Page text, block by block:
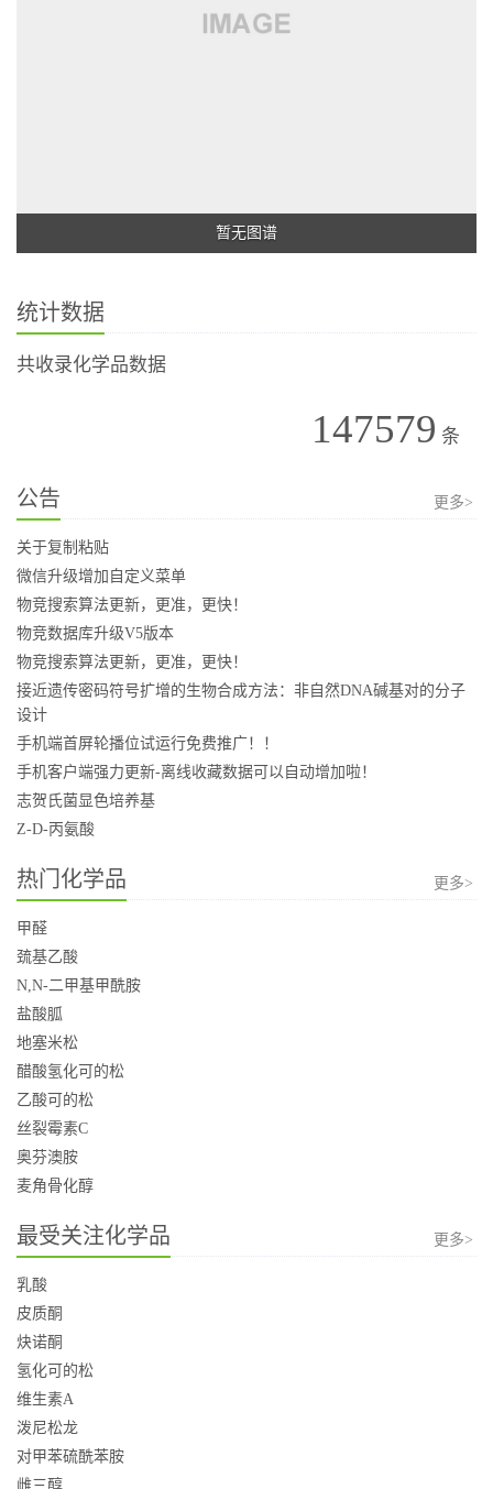
暂无图谱
统计数据
共收录化学品数据
147579 条
公告 更多>
关于复制粘贴
微信升级增加自定义菜单
物竞搜索算法更新，更准，更快！
物竞数据库升级V5版本
物竞搜索算法更新，更准，更快！
接近遗传密码符号扩增的生物合成方法：非自然DNA碱基对的分子
设计
手机端首屏轮播位试运行免费推广！！
手机客户端强力更新-离线收藏数据可以自动增加啦！
志贺氏菌显色培养基
Z-D-丙氨酸
热门化学品 更多>
甲醛
巯基乙酸
N,N-二甲基甲酰胺
盐酸胍
地塞米松
醋酸氢化可的松
乙酸可的松
丝裂霉素C
奥芬澳胺
麦角骨化醇
最受关注化学品 更多>
乳酸
皮质酮
炔诺酮
氢化可的松
维生素A
泼尼松龙
对甲苯硫酰苯胺
雌三醇